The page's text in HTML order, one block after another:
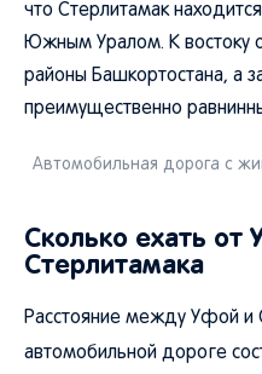
что Стерлитамак
Южным Уралом. К востоку
районы Башкортостана, а
преимущественно
Автомобильная дорога с
Сколько ехать от
Стерлитамака
Расстояние между Уфой и
автомобильной дороге